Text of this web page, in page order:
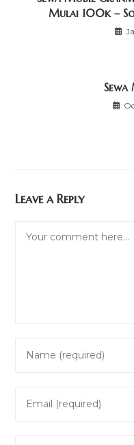
Mulai 100k –
Leave a Reply
your
your